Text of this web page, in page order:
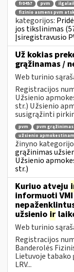
fr0457 pvm
fizinio asmens pvm
kategorijos:
jos tikslinimas
Įsiregistravusio
Už kokias
grąžinamas /
Web turinio
Registracijos
Užsienio
str.) Užsienio
susigrąžinti
pvm pvm grąžinimas
užsienio
žinyno
grąžinimas
Užsienio
str.)
Kuriuo atveju
informuoti
užsienio ir
Web turinio
Registracijos
Banderolės
Lietuvoje
LRV...